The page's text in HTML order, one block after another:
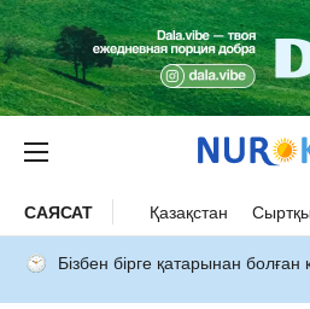
САЯСАТ Қазақстан
Бізбен бірге қатарынан болған